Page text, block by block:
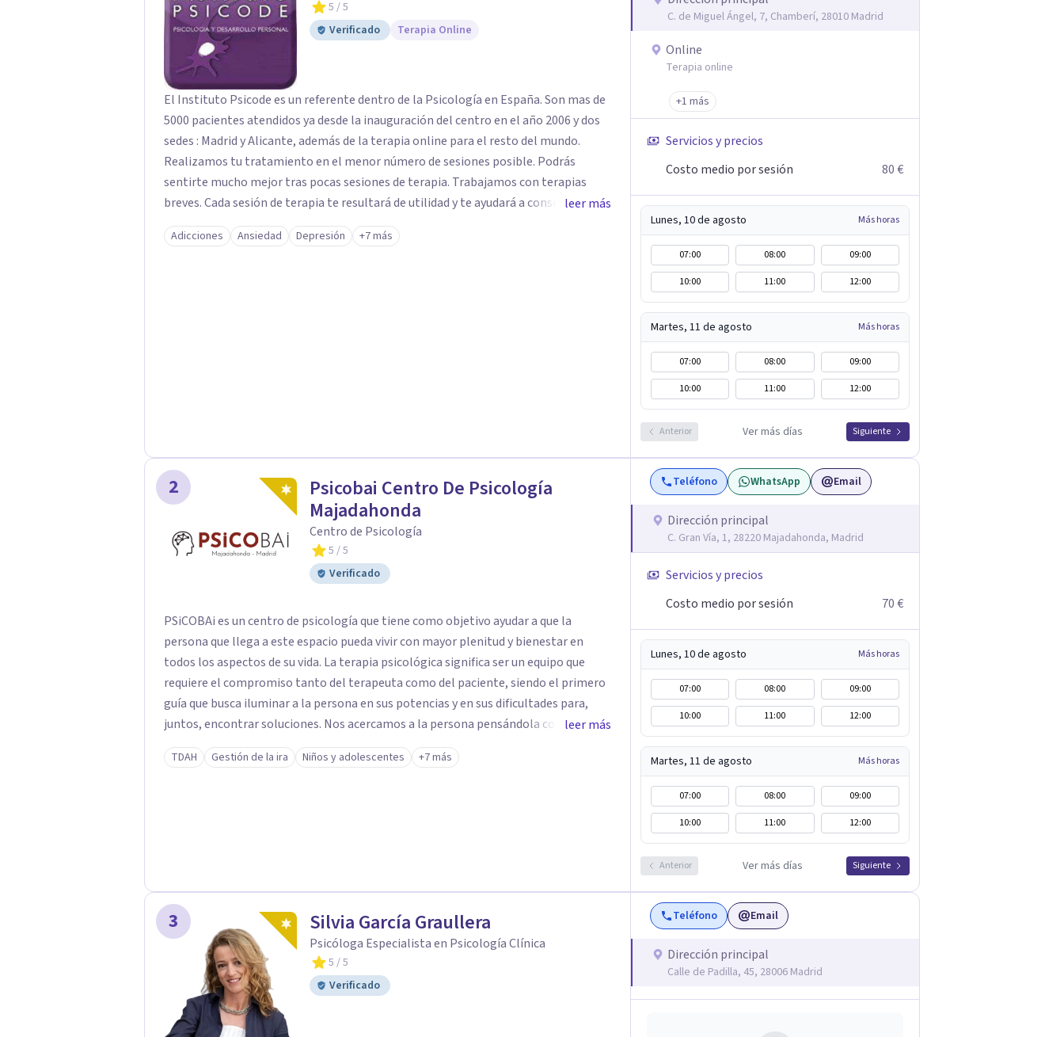
5 / 5
Verificado
Terapia Online
El Instituto Psicode es un referente dentro de la Psicología en España. Son mas de
5000 pacientes atendidos ya desde la inauguración del centro en el año 2006 y dos
sedes : Madrid y Alicante, además de la terapia online para el resto del mundo.
Realizamos tu tratamiento en el menor número de sesiones posible. Podrás
sentirte mucho mejor tras pocas sesiones de terapia. Trabajamos con terapias
breves. Cada sesión de terapia te resultará de utilidad y te ayudará a conseguir tus
objetivos. Entre nuestras especialidades destaca la terapia de pareja y sexual, así
como el tratamiento de problemas emocionales, obsesiones, ansiedad , estrés,
leer más
Adicciones Ansiedad Depresión +7 más
C. de Miguel Ángel, 7, Chamberí, 28010 Madrid
Online
Terapia online
+1 más
Servicios y precios
Costo medio por sesión
80 €
Lunes, 10 de agosto Más horas
07:00 08:00
09:00
10:00
11:00 12:00
Martes, 11 de agosto Más horas
07:00 08:00
09:00
10:00
11:00 12:00
Anterior Ver más días Siguiente
2
Psicobai Centro De Psicología
Majadahonda
Centro de Psicología
5 / 5
Verificado
PSiCOBAi es un centro de psicología que tiene como objetivo ayudar a que la
persona que llega a este espacio pueda vivir con mayor plenitud y bienestar en
todos los aspectos de su vida. La terapia psicológica significa ser un equipo que
requiere el compromiso tanto del terapeuta como del paciente, siendo el primero
guía que busca iluminar a la persona en sus potencias y en sus dificultades para,
juntos, encontrar soluciones. Nos acercamos a la persona pensándola como una
totalidad mente cuerpo y emoción, a partir de lo cual se diseña una terapia
específica e individual pero que abarque e intervenga en estos tres planos. Cada
terapias de tercera generación.
leer más
TDAH Gestión de la ira Niños y adolescentes +7 más
Teléfono WhatsApp Email
Dirección principal
C. Gran Vía, 1, 28220 Majadahonda, Madrid
Servicios y precios
Costo medio por sesión
70 €
Lunes, 10 de agosto Más horas
07:00 08:00
09:00
10:00
11:00 12:00
Martes, 11 de agosto Más horas
07:00 08:00
09:00
10:00
11:00 12:00
Anterior Ver más días Siguiente
3 Silvia García Graullera
Psicóloga Especialista en Psicología Clínica
5 / 5
Verificado
Teléfono Email
Dirección principal
Calle de Padilla, 45, 28006 Madrid